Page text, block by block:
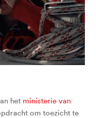
het ministerie van
om toezicht te